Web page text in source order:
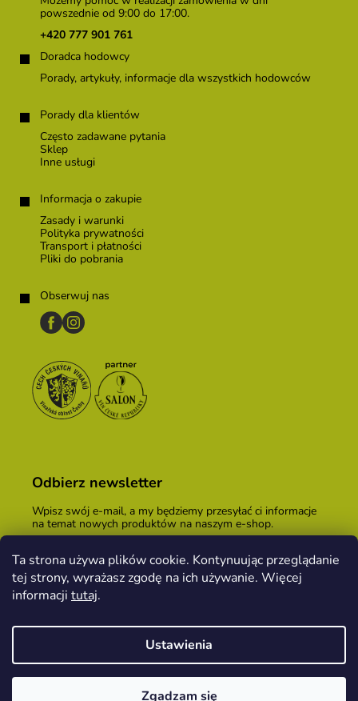
Ta strona używa plików cookie. Kontynuując przeglądanie
tej strony, wyrażasz zgodę na ich używanie. Więcej
informacji tutaj.
Ustawienia
Zgadzam się
powszednie od 9:00 do 17:00.
+420 777 901 761
Doradca hodowcy
Porady, artykuły, informacje dla wszystkich hodowców
Porady dla klientów
Często zadawane pytania
Sklep
Inne usługi
Informacja o zakupie
Zasady i warunki
Polityka prywatności
Transport i płatności
Pliki do pobrania
Obserwuj nas
Odbierz newsletter
Wpisz swój e-mail, a my będziemy przesyłać ci informacje
na temat nowych produktów na naszym e-shop.
Podając adres e-mail, zgadzasz się zwarunkami
handlowymi
ZALOGUJ SIĘ
Opracował Shoptet&PekneWeby